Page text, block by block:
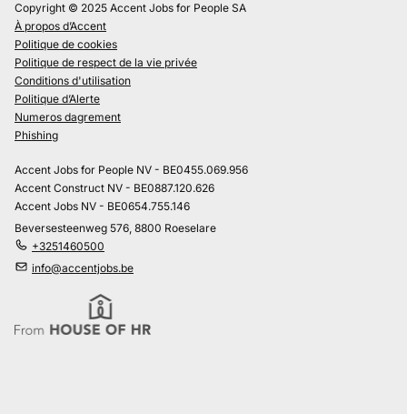
Copyright © 2025 Accent Jobs for People SA
À propos d’Accent
Politique de cookies
Politique de respect de la vie privée
Conditions d'utilisation
Politique d’Alerte
Numeros dagrement
Phishing
Accent Jobs for People NV - BE0455.069.956
Accent Construct NV - BE0887.120.626
Accent Jobs NV - BE0654.755.146
Beversesteenweg 576, 8800 Roeselare
+3251460500
info@accentjobs.be